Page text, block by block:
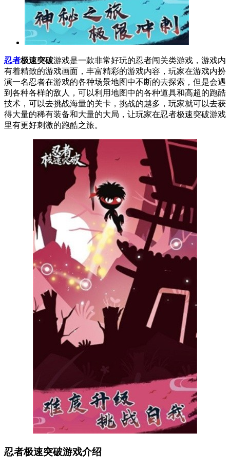
忍者极速突破游戏是一款非常好玩的忍者闯关类游戏，游戏内
有着精致的游戏画面，丰富精彩的游戏内容，玩家在游戏内扮
演一名忍者在游戏的各种场景地图中不断的去探索，但是会遇
到各种各样的敌人，可以利用地图中的各种道具和高超的跑酷
技术，可以去挑战海量的关卡，挑战的越多，玩家就可以去获
得大量的稀有装备和大量的大局，让玩家在忍者极速突破游戏
里有更好刺激的跑酷之旅。
忍者极速突破游戏介绍